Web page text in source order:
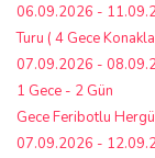
06.09.2026 -
Turu ( 4 Gece
07.09.2026 -
1 Gece - 2 Gün
Gece Feribotlu
07.09.2026 -